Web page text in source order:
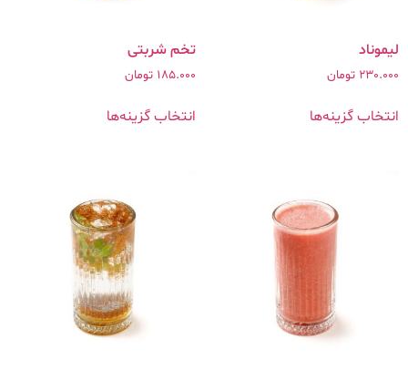
لیموناد
230.000 تومان
انتخاب گزینه‌ها
185.000 تومان
انتخاب گزینه‌ها